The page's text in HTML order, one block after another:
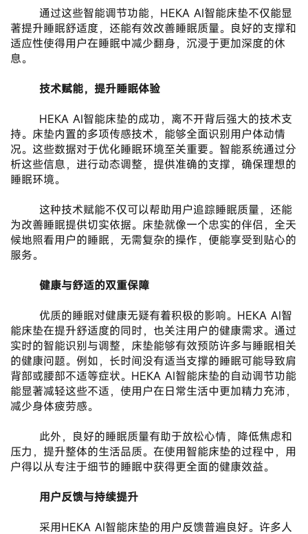
著提升睡眠舒适度，还能有效改善睡眠质量。良好的支撑和
适应性使得用户在睡眠中减少翻身，沉浸于更加深度的休
息。
技术赋能，提升睡眠体验
持。床垫内置的多项传感技术，能够全面识别用户体动情
况。这些数据对于优化睡眠环境至关重要。智能系统通过分
析这些信息，进行动态调整，提供准确的支撑，确保理想的
睡眠环境。
为改善睡眠提供切实依据。床垫就像一个忠实的伴侣，全天
候地照看用户的睡眠，无需复杂的操作，便能享受到贴心的
服务。
健康与舒适的双重保障
能床垫在提升舒适度的同时，也关注用户的健康需求。通过
实时的智能识别与调整，床垫能够有效预防许多与睡眠相关
的健康问题。例如，长时间没有适当支撑的睡眠可能导致肩
背部或腰部不适等症状。HEKA AI智能床垫的自动调节功能
能显著减轻这些不适，使用户在日常生活中更加精力充沛，
减少身体疲劳感。
压力，提升整体的生活品质。在使用智能床垫的过程中，用
户得以从专注于细节的睡眠中获得更全面的健康效益。
用户反馈与持续提升